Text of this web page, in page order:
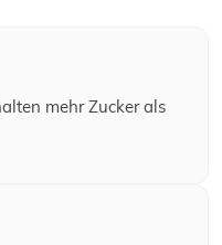
mehr Zucker als